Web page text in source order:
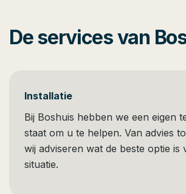
De services van
Installatie
Bij Boshuis hebben we een eigen
staat om u te helpen. Van advies
wij adviseren wat de beste optie is
situatie.